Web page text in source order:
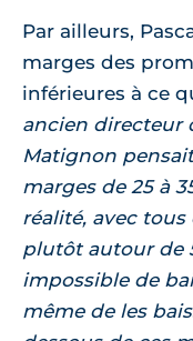
Par ailleurs,
marges des
inférieures à ce
ancien directeur
Matignon
marges de 25 à
réalité, avec
plutôt autour de
impossible de
même de les